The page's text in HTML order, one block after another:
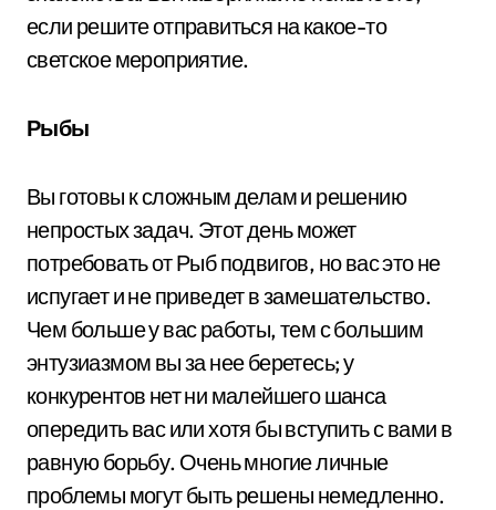
если решите отправиться на какое-то
светское мероприятие.
Рыбы
Вы готовы к сложным делам и решению
непростых задач. Этот день может
потребовать от Рыб подвигов, но вас это не
испугает и не приведет в замешательство.
Чем больше у вас работы, тем с большим
энтузиазмом вы за нее беретесь; у
конкурентов нет ни малейшего шанса
опередить вас или хотя бы вступить с вами в
равную борьбу. Очень многие личные
проблемы могут быть решены немедленно.